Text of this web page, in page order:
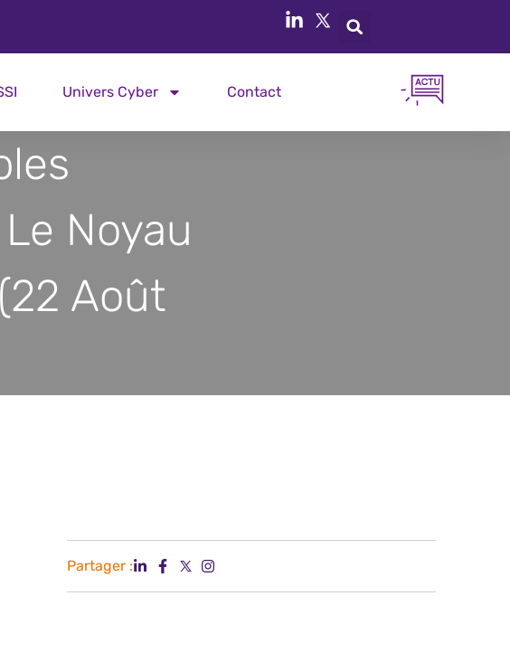
Univers Cyber Contact
Noyau
Août
Partager :